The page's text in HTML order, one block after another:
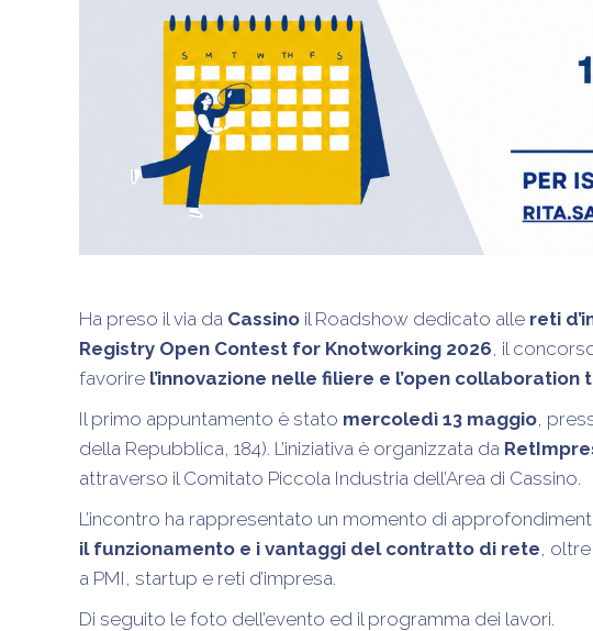
Ha preso il via da Cassino il Roadshow dedicato alle reti
Registry Open Contest for Knotworking 2026, il
favorire l’innovazione nelle filiere e l’open collaboration
Il primo appuntamento è stato mercoledì 13 maggio,
della Repubblica, 184). L’iniziativa è organizzata da
attraverso il Comitato Piccola Industria dell’Area di Cassino.
L’incontro ha rappresentato un momento di
il funzionamento e i vantaggi del contratto di rete,
a PMI, startup e reti d’impresa.
Di seguito le foto dell’evento ed il programma dei lavori.